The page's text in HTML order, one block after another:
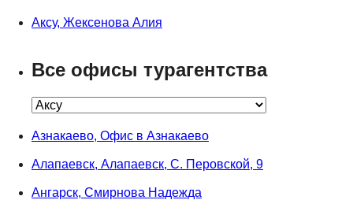
Аксу, Жексенова Алия
Все офисы турагентства
Азнакаево, Офис в Азнакаево
Алапаевск, Алапаевск, С. Перовской, 9
Ангарск, Смирнова Надежда